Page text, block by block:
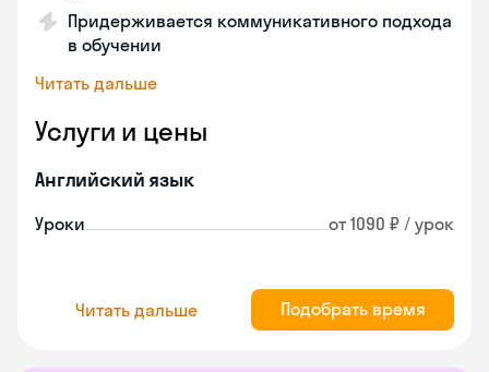
Придерживается коммуникативного подхода
в обучении
Читать дальше
Услуги и цены
Английский язык
Уроки от 1090 ₽ / урок
Читать дальше Подобрать время